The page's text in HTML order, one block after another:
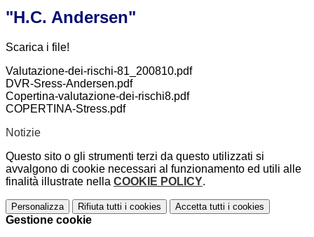
"H.C. Andersen"
Scarica i file!
Valutazione-dei-rischi-81_200810.pdf
DVR-Sress-Andersen.pdf
Copertina-valutazione-dei-rischi8.pdf
COPERTINA-Stress.pdf
Notizie
Questo sito o gli strumenti terzi da questo utilizzati si
avvalgono di cookie necessari al funzionamento ed utili alle
finalità illustrate nella COOKIE POLICY.
Personalizza Rifiuta tutti i cookies Accetta tutti i cookies
Gestione cookie